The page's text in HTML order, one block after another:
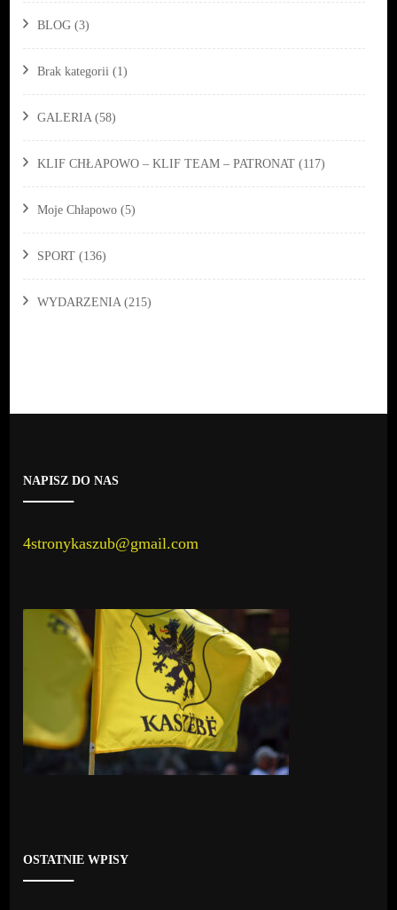
BLOG (3)
Brak kategorii (1)
GALERIA (58)
KLIF CHŁAPOWO – KLIF TEAM – PATRONAT (117)
Moje Chłapowo (5)
SPORT (136)
WYDARZENIA (215)
NAPISZ DO NAS
4stronykaszub@gmail.com
OSTATNIE WPISY